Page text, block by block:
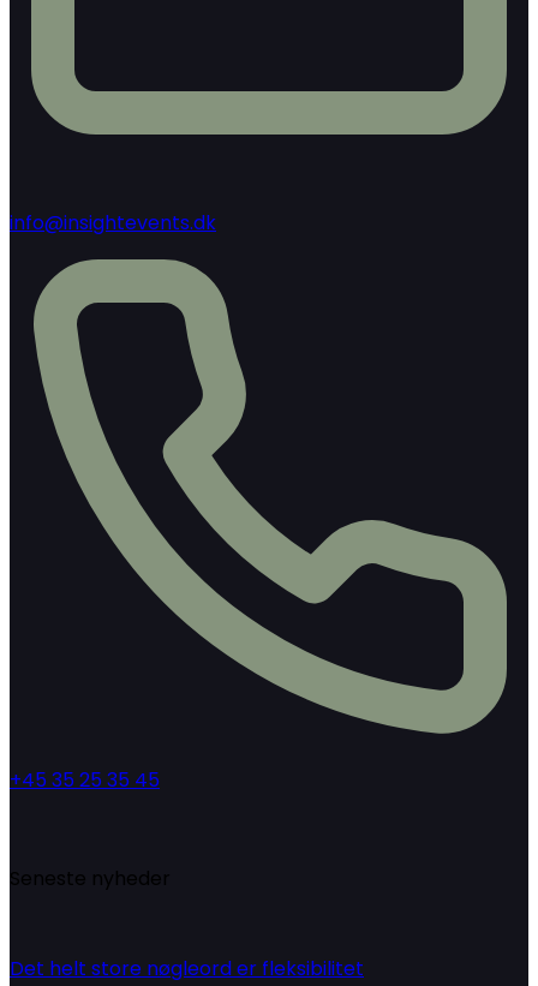
info@insightevents.dk
+45 35 25 35 45
Seneste nyheder
Det helt store nøgleord er fleksibilitet